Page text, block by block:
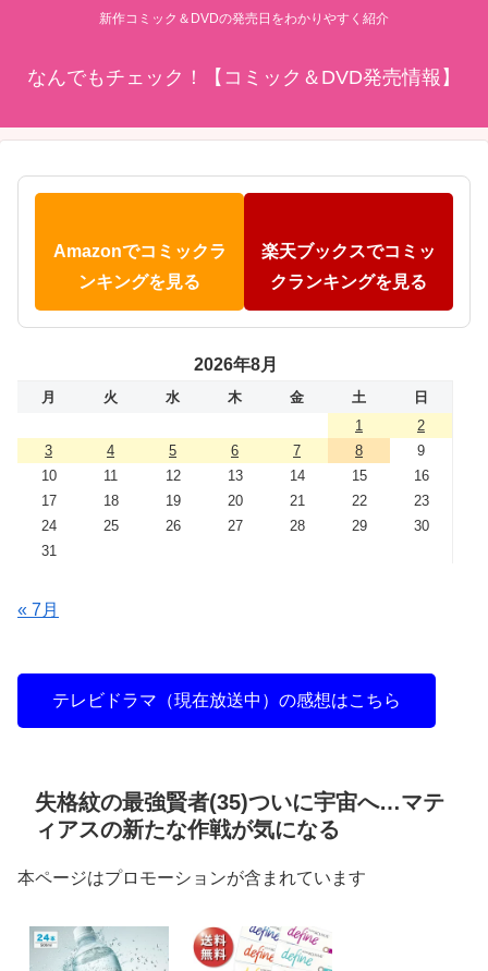
新作コミック＆DVDの発売日をわかりやすく紹介
なんでもチェック！【コミック＆DVD発売情報】
Amazonでコミックラ
ンキングを見る
楽天ブックスでコミッ
クランキングを見る
2026年8月
月 火 水 木 金 土
日
1
2
3
4 5 6 7 8
9
10
11 12 13 14 15
16
17
18 19 20 21 22
23
24
25 26 27 28 29
30
31
« 7月
テレビドラマ（現在放送中）の感想はこちら
失格紋の最強賢者(35)ついに宇宙へ…マテ
ィアスの新たな作戦が気になる
本ページはプロモーションが含まれています